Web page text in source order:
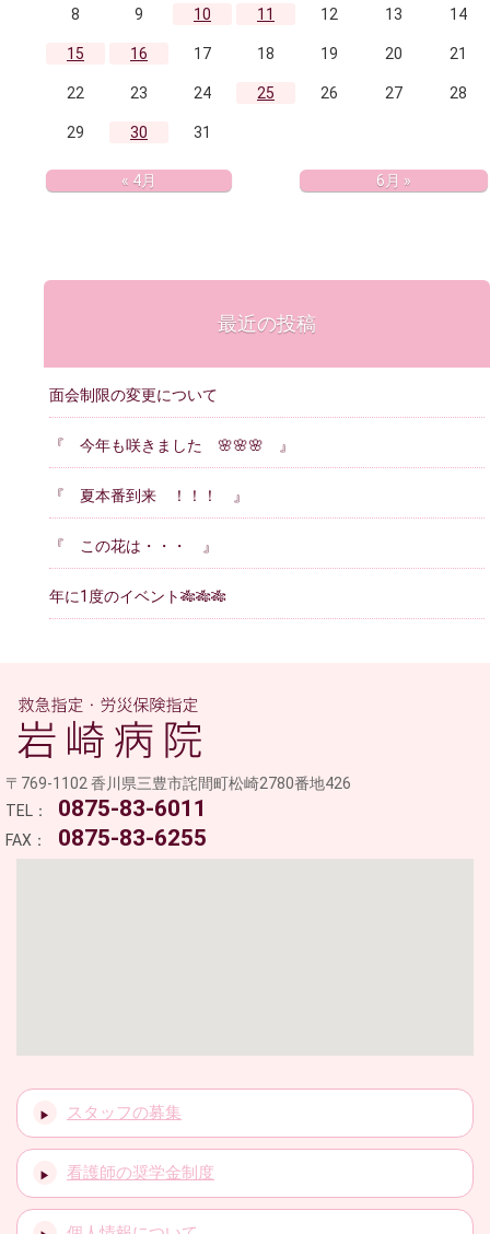
« 4月 6月 »
8 9 10 11 12 13 14
15 16 17 18 19 20 21
22 23 24 25 26 27 28
29 30 31
最近の投稿
面会制限の変更について
『 今年も咲きました 🌸🌸🌸 』
『 夏本番到来 ！！！ 』
『 この花は・・・ 』
年に1度のイベント🎋🎋🎋
〒769-1102 香川県三豊市詫間町松崎2780番地426
TEL：
0875-83-6011
FAX： 0875-83-6255
スタッフの募集
看護師の奨学金制度